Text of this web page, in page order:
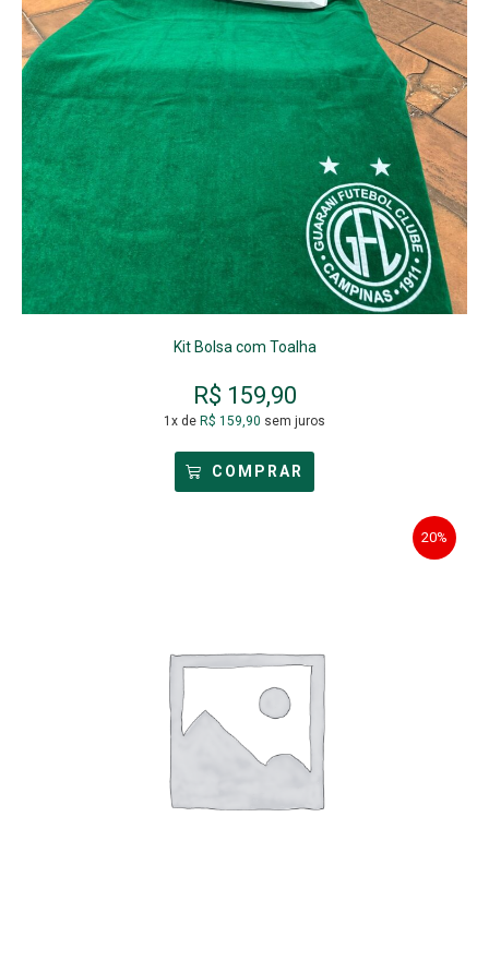
Kit Bolsa com Toalha
R$ 159,90
1x de R$ 159,90 sem juros
COMPRAR
20%